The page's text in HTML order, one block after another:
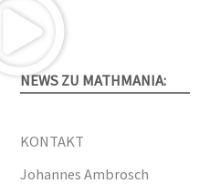
NEWS ZU MATHMANIA:
KONTAKT
Johannes Ambrosch